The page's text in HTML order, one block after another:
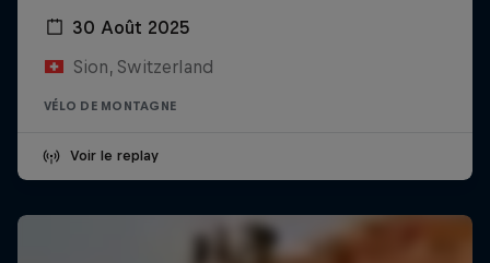
30 Août 2025
Sion, Switzerland
VÉLO DE MONTAGNE
Voir le replay